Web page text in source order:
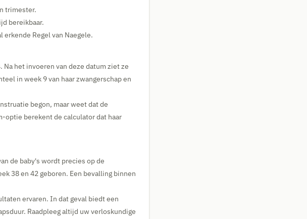
trimester.
bereikbaar.
Regel van Naegele.
het invoeren van deze datum ziet ze
in week 9 van haar zwangerschap en
begon, maar weet dat de
optie berekent de calculator dat haar
de baby's wordt precies op de
38 en 42 geboren. Een bevalling binnen
ervaren. In dat geval biedt een
Raadpleeg altijd uw verloskundige